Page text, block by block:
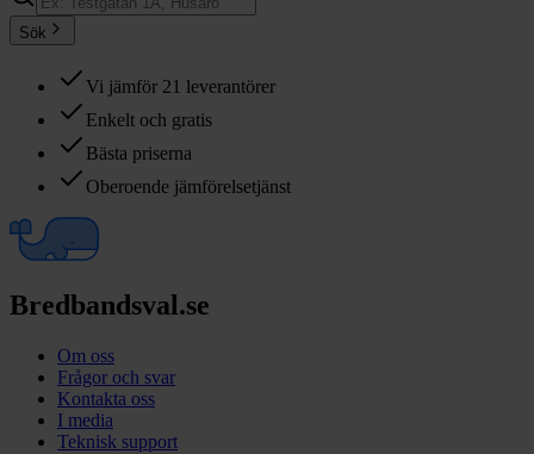
Sök
Vi jämför 21 leverantörer
Enkelt och gratis
Bästa priserna
Oberoende jämförelsetjänst
Bredbandsval.se
Om oss
Frågor och svar
Kontakta oss
I media
Teknisk support